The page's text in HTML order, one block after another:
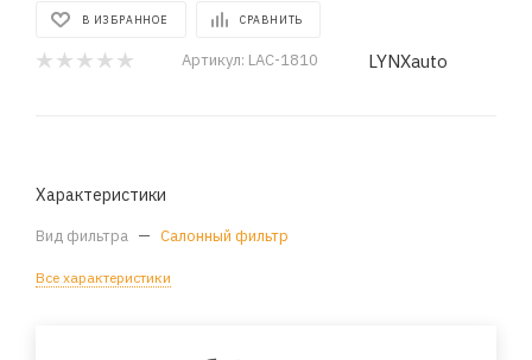
В ИЗБРАННОЕ СРАВНИТЬ
Артикул: LAC-1810 LYNXauto
Характеристики
Вид фильтра — Салонный фильтр
Все характеристики